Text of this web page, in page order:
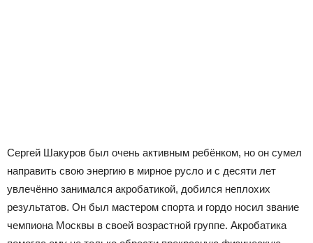
Сергей Шакуров был очень активным ребёнком, но он сумел
направить свою энергию в мирное русло и с десяти лет
увлечённо занимался акробатикой, добился неплохих
результатов. Он был мастером спорта и гордо носил звание
чемпиона Москвы в своей возрастной группе. Акробатика